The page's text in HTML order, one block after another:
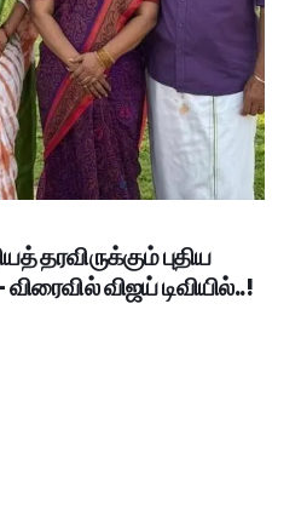
தரவிருக்கும் புதிய
விஜய் டிவியில்..!